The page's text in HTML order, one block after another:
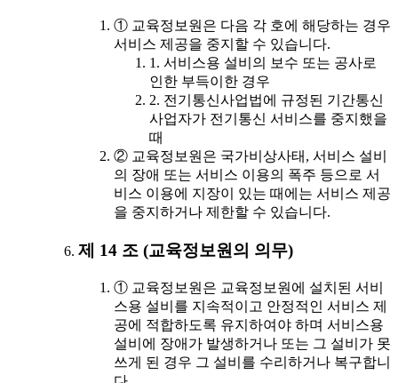
① 교육정보원은 다음 각 호에 해당하는 경우
서비스 제공을 중지할 수 있습니다.
1. 서비스용 설비의 보수 또는 공사로
인한 부득이한 경우
2. 전기통신사업법에 규정된 기간통신
사업자가 전기통신 서비스를 중지했을
때
② 교육정보원은 국가비상사태, 서비스 설비
의 장애 또는 서비스 이용의 폭주 등으로 서
비스 이용에 지장이 있는 때에는 서비스 제공
을 중지하거나 제한할 수 있습니다.
제 14 조 (교육정보원의 의무)
① 교육정보원은 교육정보원에 설치된 서비
스용 설비를 지속적이고 안정적인 서비스 제
공에 적합하도록 유지하여야 하며 서비스용
설비에 장애가 발생하거나 또는 그 설비가 못
쓰게 된 경우 그 설비를 수리하거나 복구합니